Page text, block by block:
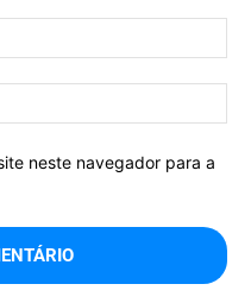
neste navegador para a